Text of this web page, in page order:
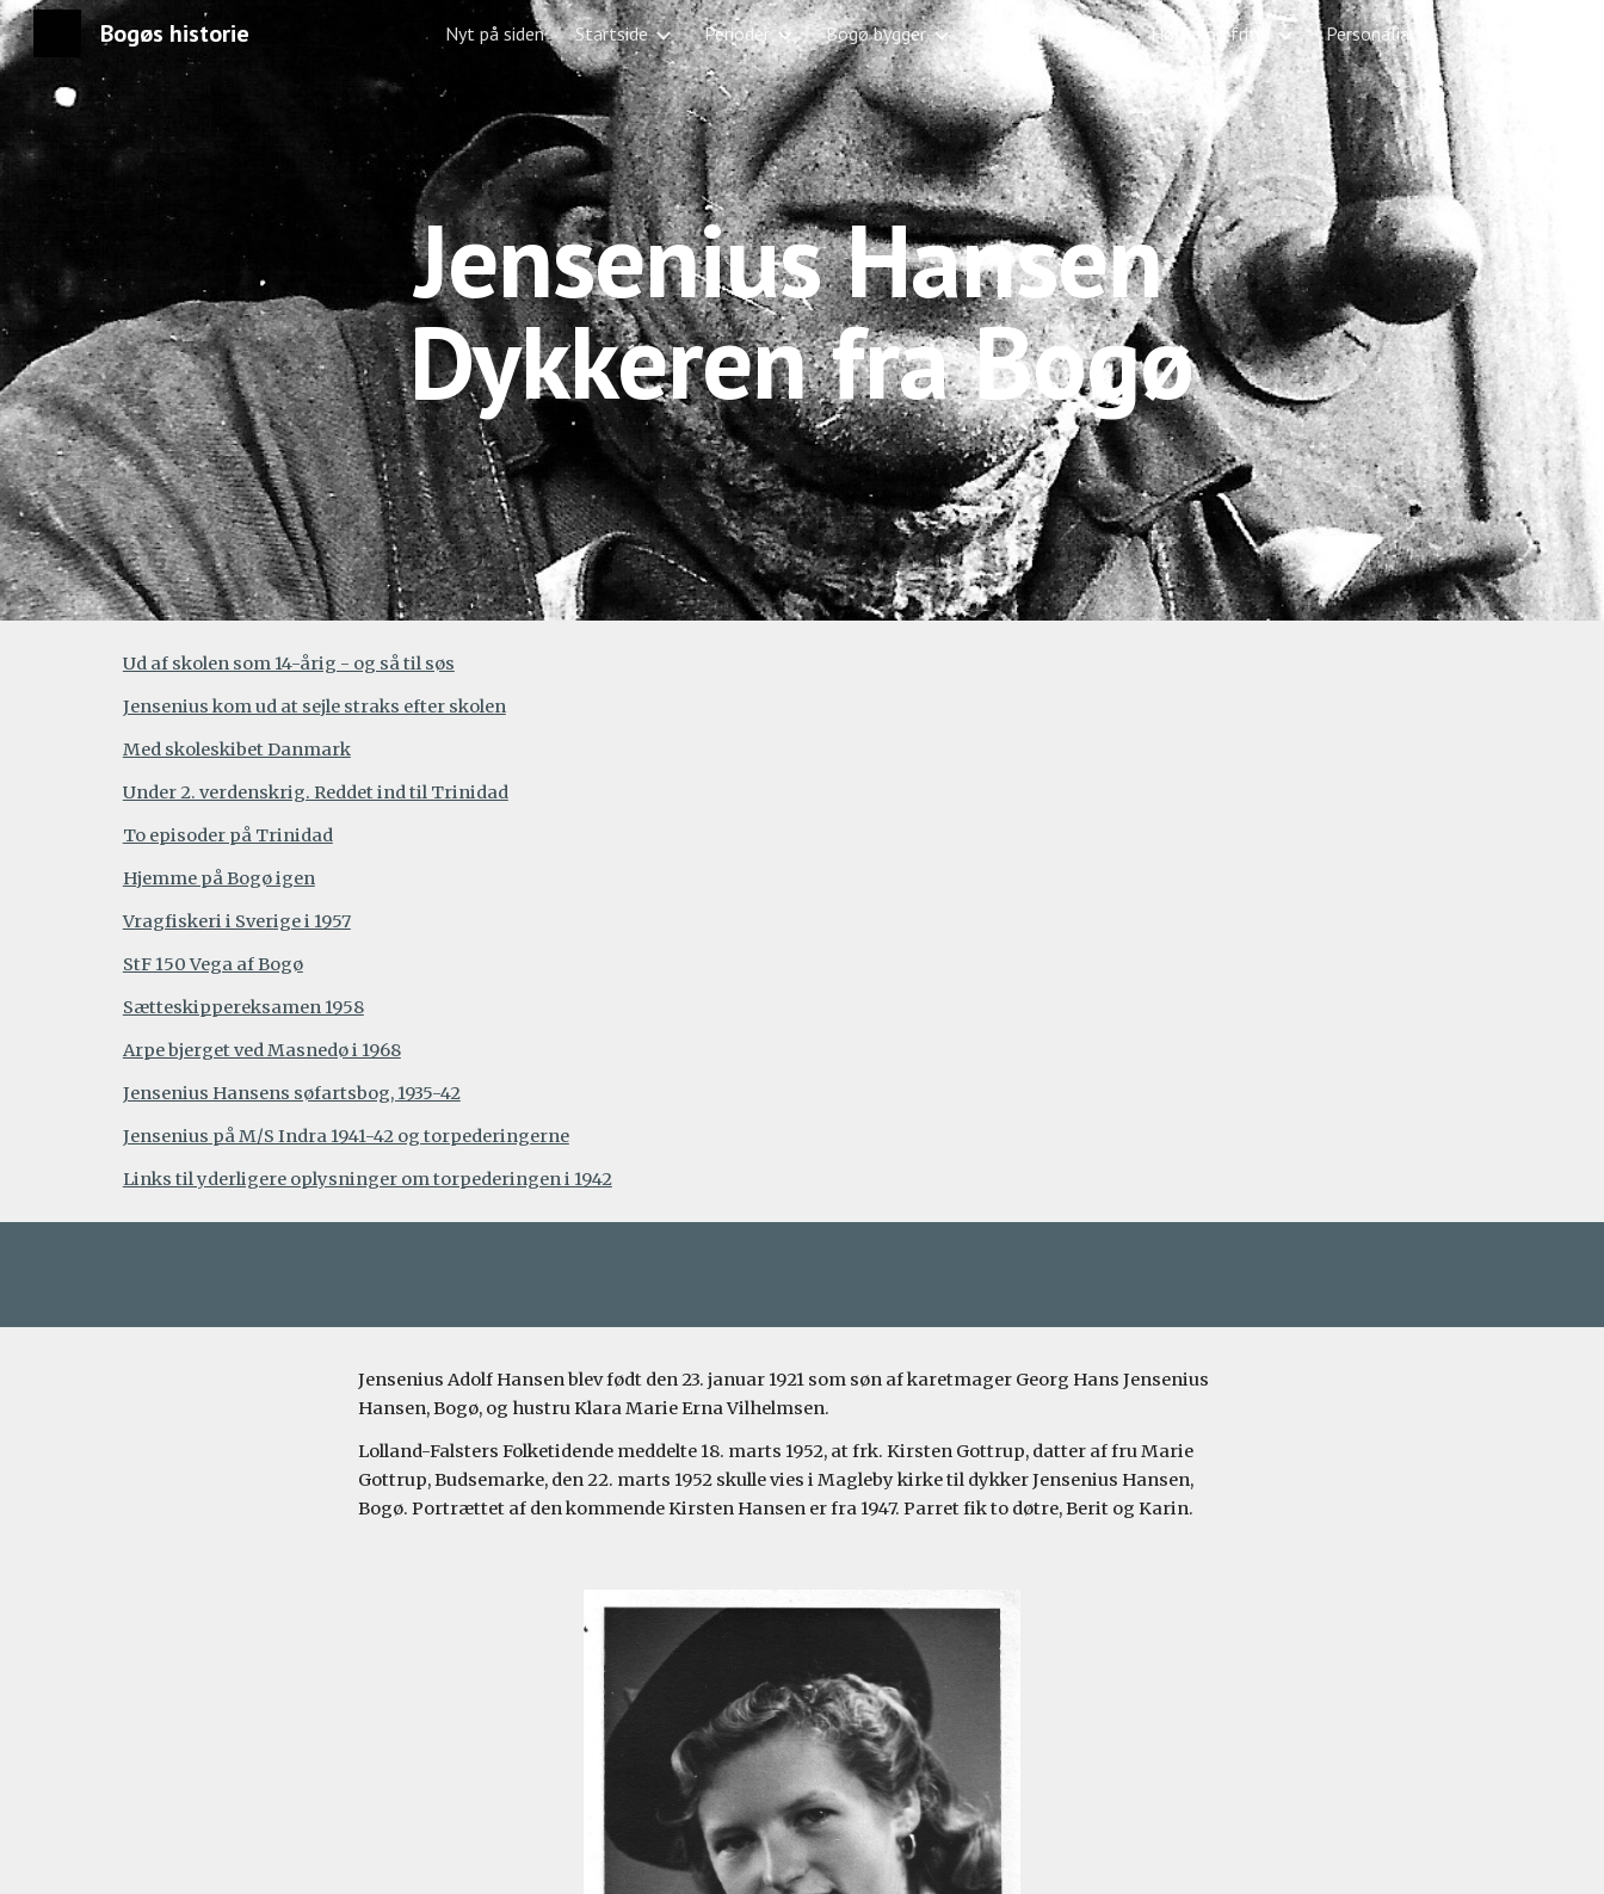
Skip to main content Skip to navigation
Bogøs historie Nyt på siden Startside Perioder Bogø bygger Bogø arbejder Højtid og fritid Personalia
Jensenius Hansen
Dykkeren fra Bogø
Ud af skolen som 14-årig - og så til søs
Jensenius kom ud at sejle straks efter skolen
Med skoleskibet Danmark
Under 2. verdenskrig. Reddet ind til Trinidad
To episoder på Trinidad
Hjemme på Bogø igen
Vragfiskeri i Sverige i 1957
StF 150 Vega af Bogø
Sætteskippereksamen 1958
Arpe bjerget ved Masnedø i 1968
Jensenius Hansens søfartsbog, 1935-42
Jensenius på M/S Indra 1941-42 og torpederingerne
Links til yderligere oplysninger om torpederingen i 1942
Jensenius Adolf Hansen blev født den 23. januar 1921 som søn af karetmager Georg Hans Jensenius
Hansen, Bogø, og hustru Klara Marie Erna Vilhelmsen.
Lolland-Falsters Folketidende meddelte 18. marts 1952, at frk. Kirsten Gottrup, datter af fru Marie
Gottrup, Budsemarke, den 22. marts 1952 skulle vies i Magleby kirke til dykker Jensenius Hansen,
Bogø. Portrættet af den kommende Kirsten Hansen er fra 1947. Parret fik to døtre, Berit og Karin.